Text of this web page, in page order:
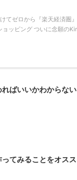
てゼロから『楽天経済圏
ッピング ついに念願の
ばいいかわからない
てみることをオスス